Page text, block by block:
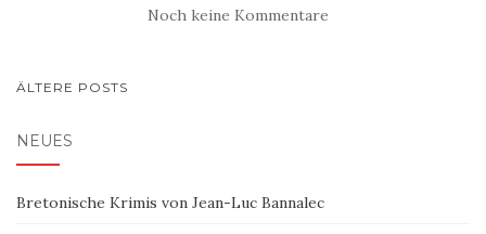
Noch keine Kommentare
BEITRAGSNAVIGATION
ÄLTERE POSTS
NEUES
Bretonische Krimis von Jean-Luc Bannalec